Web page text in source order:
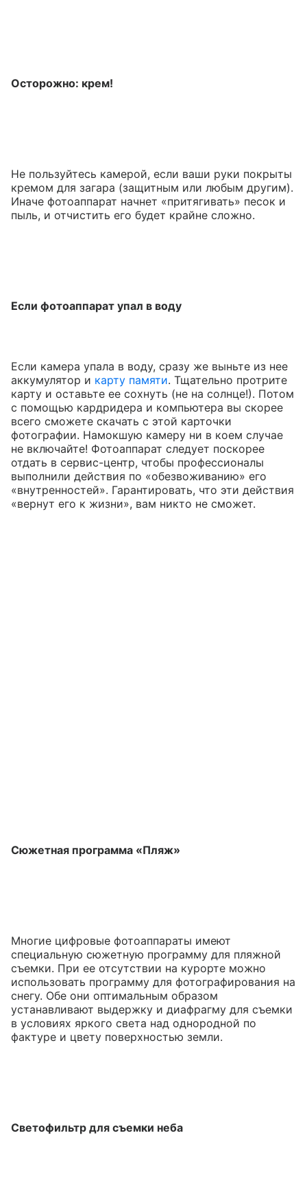
Осторожно: крем!
Не пользуйтесь камерой, если ваши руки покрыты
кремом для загара (защитным или любым другим).
Иначе фотоаппарат начнет «притягивать» песок и
пыль, и отчистить его будет крайне сложно.
Если фотоаппарат упал в воду
Если камера упала в воду, сразу же выньте из нее
аккумулятор и карту памяти. Тщательно протрите
карту и оставьте ее сохнуть (не на солнце!). Потом
с помощью кардридера и компьютера вы скорее
всего сможете скачать с этой карточки
фотографии. Намокшую камеру ни в коем случае
не включайте! Фотоаппарат следует поскорее
отдать в сервис-центр, чтобы профессионалы
выполнили действия по «обезвоживанию» его
«внутренностей». Гарантировать, что эти действия
«вернут его к жизни», вам никто не сможет.
Сюжетная программа «Пляж»
Многие цифровые фотоаппараты имеют
специальную сюжетную программу для пляжной
съемки. При ее отсутствии на курорте можно
использовать программу для фотографирования на
снегу. Обе они оптимальным образом
устанавливают выдержку и диафрагму для съемки
в условиях яркого света над однородной по
фактуре и цвету поверхностью земли.
Светофильтр для съемки неба